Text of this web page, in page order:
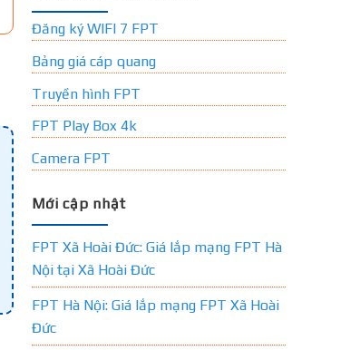
Đăng ký WIFI 7 FPT
Bảng giá cáp quang
Truyền hình FPT
FPT Play Box 4k
Camera FPT
Mới cập nhật
FPT Xã Hoài Đức: Giá lắp mạng FPT Hà
Nội tại Xã Hoài Đức
FPT Hà Nội: Giá lắp mạng FPT Xã Hoài
Đức